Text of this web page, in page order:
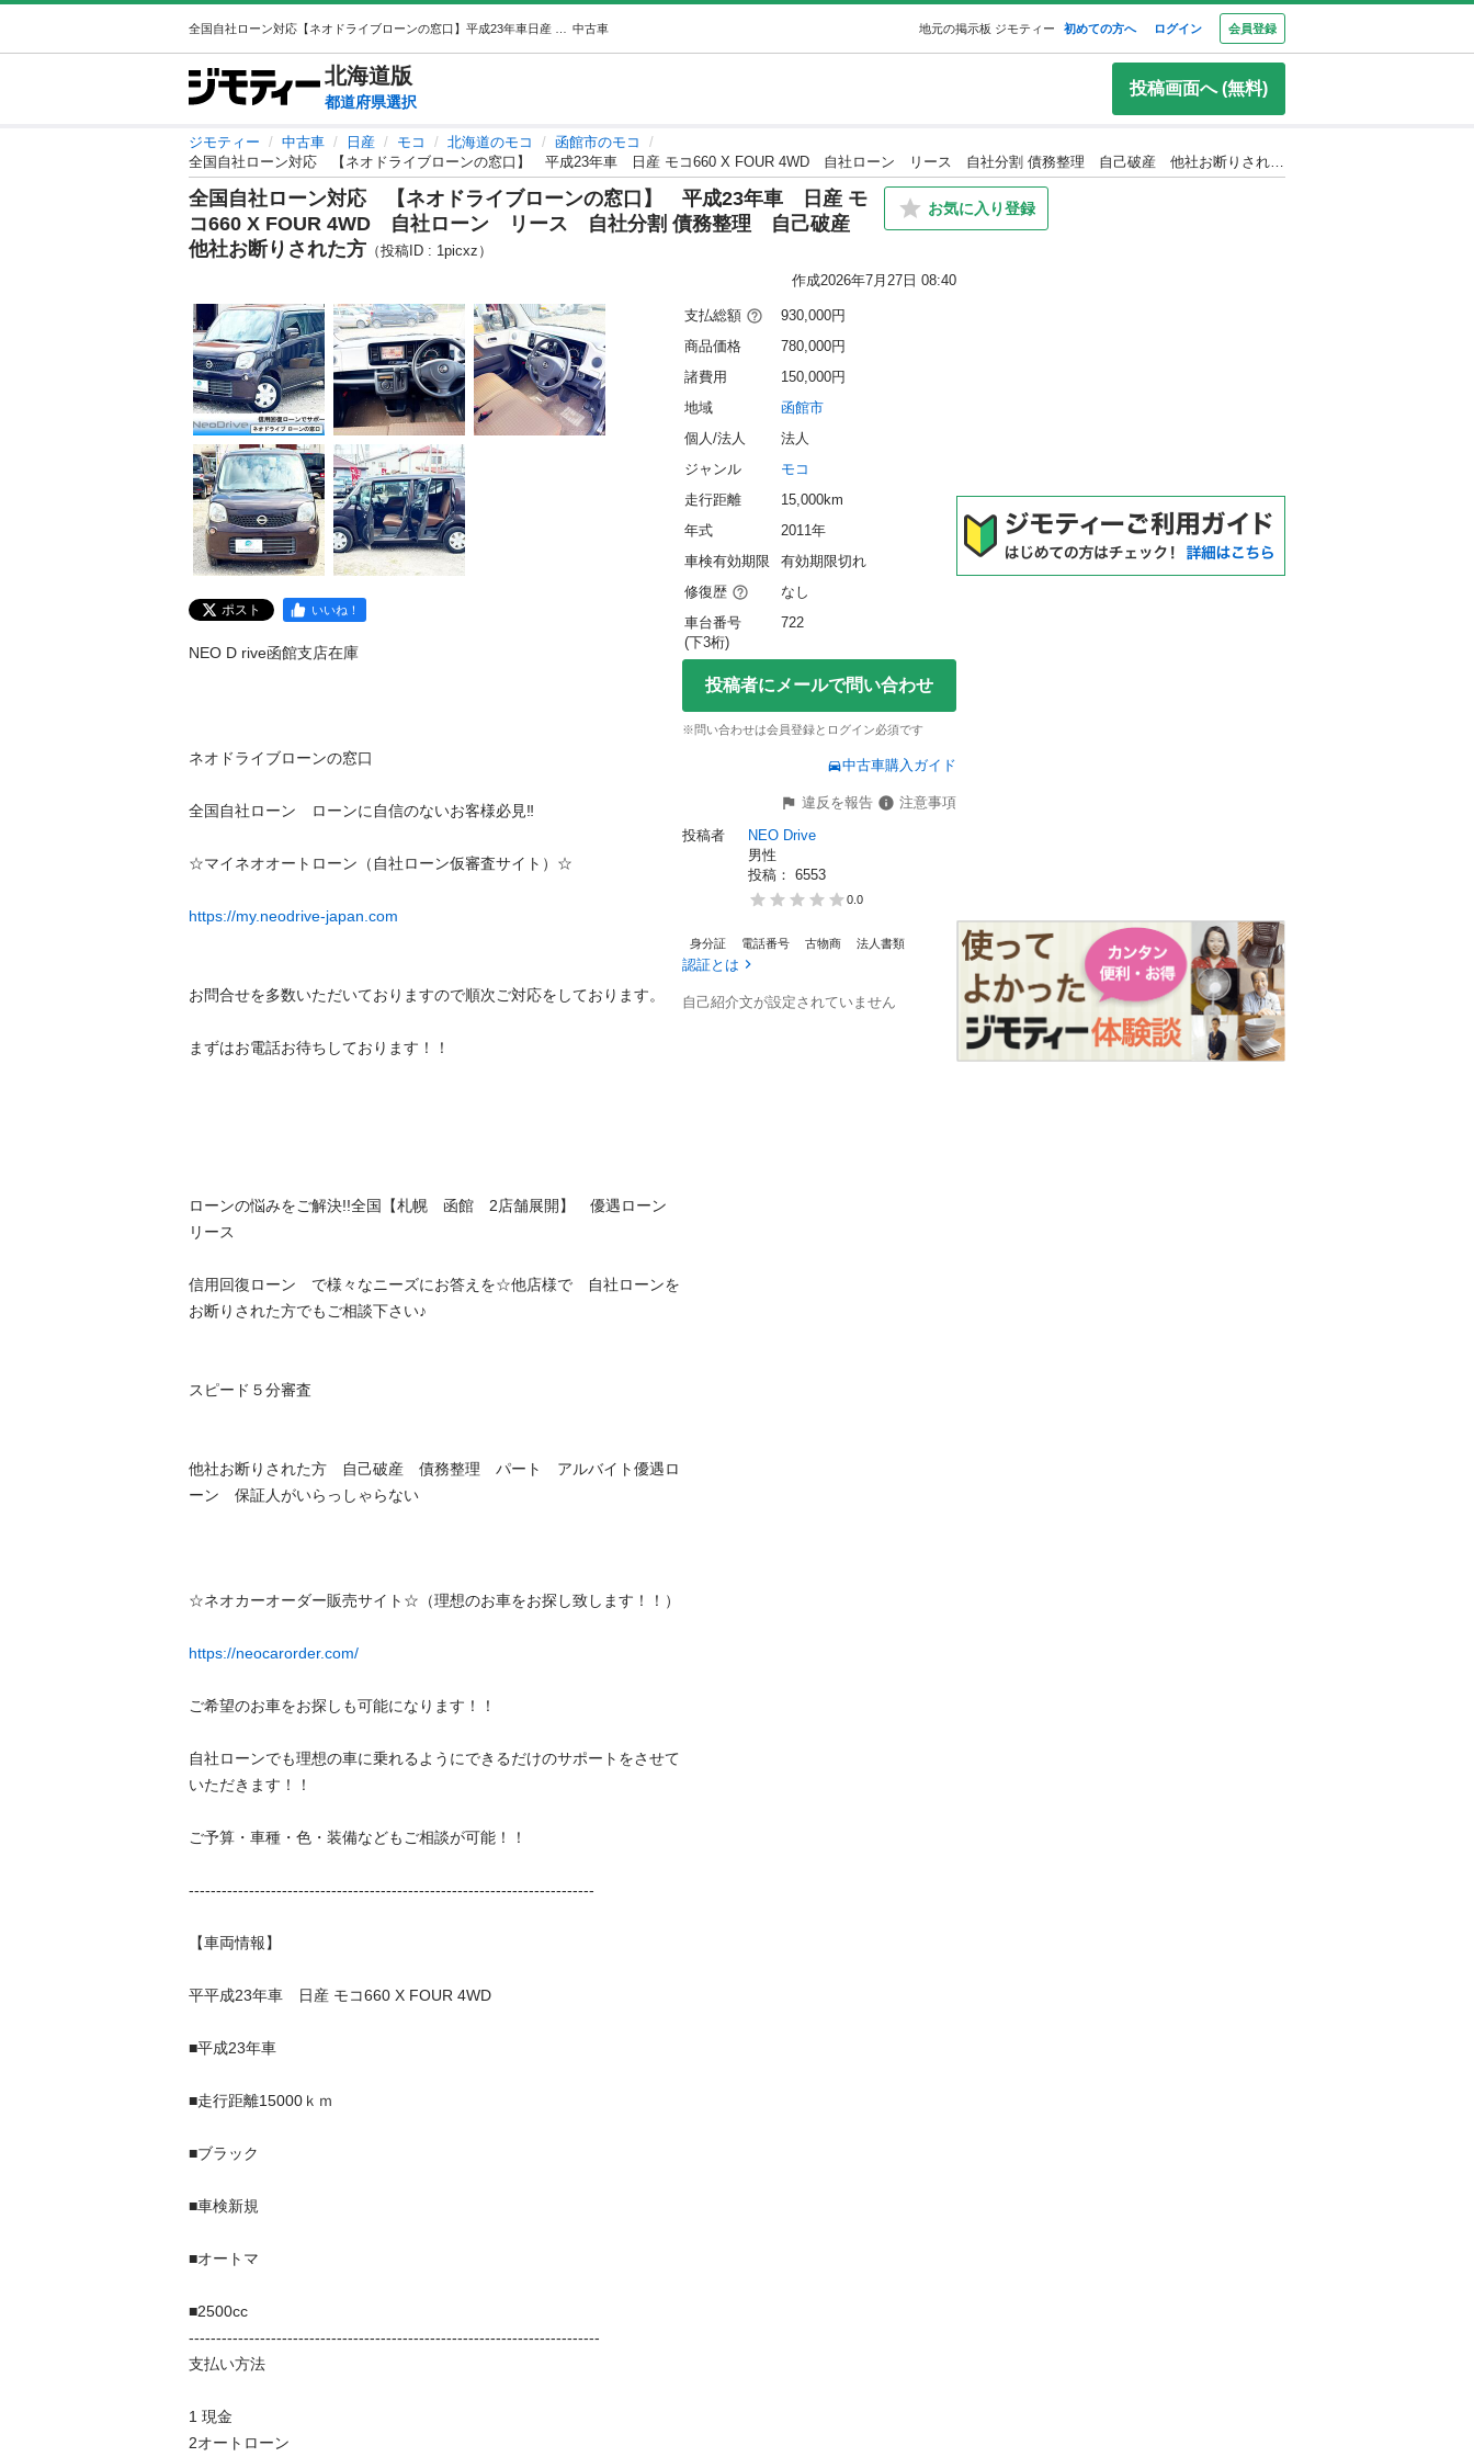
中古車 地元の掲示板 ジモティー 初めての方へ ログイン 会員登録
北海道版
都道府県選択
投稿画面へ (無料)
ジモティー 中古車 日産 モコ 北海道のモコ
函館市のモコ
全国自社ローン対応 【ネオドライブローンの窓口】 平成23年車 日産 モコ660 X FOUR 4WD 自社ローン リース 自社分割 債務整理 自己破産 他社お断りされた方
全国自社ローン対応 【ネオドライブローンの窓口】 平成23年車 日産 モ
コ660 X FOUR 4WD 自社ローン リース 自社分割 債務整理 自己破産
他社お断りされた方 （投稿ID : 1picxz）
お気に入り登録
作成2026年7月27日 08:40
ポスト いいね！
NEO D rive函館支店在庫
ネオドライブローンの窓口
全国自社ローン　ローンに自信のないお客様必見‼︎
☆マイネオオートローン（自社ローン仮審査サイト）☆
https://my.neodrive-japan.com
お問合せを多数いただいておりますので順次ご対応をしております。
まずはお電話お待ちしております！！
ローンの悩みをご解決!!全国【札幌　函館　2店舗展開】　優遇ローン
リース
信用回復ローン　で様々なニーズにお答えを☆他店様で　自社ローンを
お断りされた方でもご相談下さい♪
スピード５分審査
他社お断りされた方　自己破産　債務整理　パート　アルバイト優遇ロ
ーン　保証人がいらっしゃらない
☆ネオカーオーダー販売サイト☆（理想のお車をお探し致します！！）
https://neocarorder.com/
ご希望のお車をお探しも可能になります！！
自社ローンでも理想の車に乗れるようにできるだけのサポートをさせて
いただきます！！
ご予算・車種・色・装備などもご相談が可能！！
--------------------------------------------------------------------------
【車両情報】
平平成23年車　日産 モコ660 X FOUR 4WD
■平成23年車
■走行距離15000ｋｍ
■ブラック
■車検新規
■オートマ
■2500cc
---------------------------------------------------------------------------
支払い方法
1 現金
2オートローン
支払総額
930,000円
商品価格
780,000円
諸費用
150,000円
地域
函館市
個人/法人
法人
ジャンル
モコ
走行距離
15,000km
年式
2011年
車検有効期限
有効期限切れ
修復歴
なし
車台番号
(下3桁)
722
投稿者にメールで問い合わせ
※問い合わせは会員登録とログイン必須です
中古車購入ガイド
違反を報告
注意事項
投稿者
NEO Drive
男性
投稿： 6553
0.0
身分証 電話番号 古物商 法人書類
認証とは
自己紹介文が設定されていません